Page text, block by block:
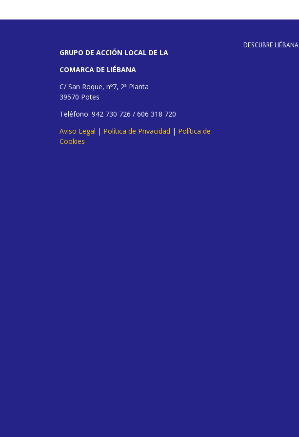
GRUPO DE ACCIÓN LOCAL DE LA
COMARCA DE LIÉBANA
C/ San Roque, nº7, 2ª Planta
39570 Potes
Teléfono: 942 730 726 / 606 318 720
Aviso Legal | Política de Privacidad | Política de
Cookies
DESCUBRE LIÉBANA